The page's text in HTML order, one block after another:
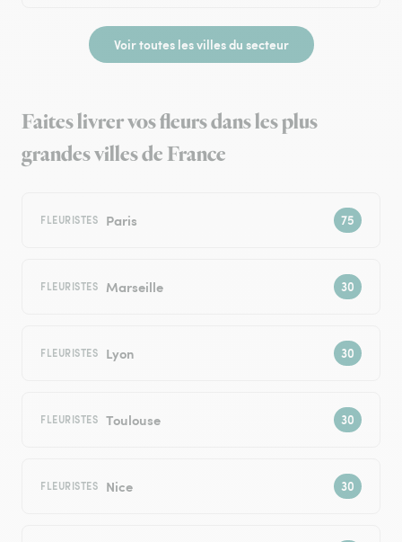
Voir toutes les villes du secteur
Faites livrer vos fleurs dans les plus
grandes villes de France
FLEURISTES Paris
FLEURISTES Marseille
FLEURISTES Lyon
FLEURISTES Toulouse
FLEURISTES Nice